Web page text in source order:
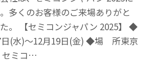
多くのお客様のご来場ありがと
。 【セミコンジャパン 2025】 ◆
(水)～12月19日(金) ◆場 所東京
セミコ…